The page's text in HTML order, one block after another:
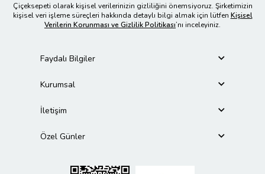
Çiçeksepeti olarak kişisel verilerinizin gizliliğini önemsiyoruz. Şirketimizin
kişisel veri işleme süreçleri hakkında detaylı bilgi almak için lütfen Kişisel
Verilerin Korunması ve Gizlilik Politikası’nı inceleyiniz.
Faydalı Bilgiler
Kurumsal
İletişim
Özel Günler